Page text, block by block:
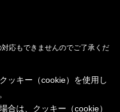
応もできませんのでご了承くだ
ッキー（cookie）を使用し
合は、クッキー（cookie）